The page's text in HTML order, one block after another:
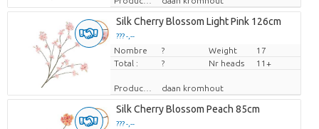
Silk Cherry Blossom Light Pink 126cm
??? -,--
Prix par pièce
Nombre ? Weight
17
Total :
? Nr heads 11+
Producteur daan kromhout
Silk Cherry Blossom Peach 85cm
??? -,--